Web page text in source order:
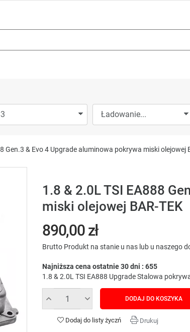
Gen.3 & Evo 4 Upgrade aluminowa pokrywa miski olejowej
1.8 & 2.0L TSI EA888
miski olejowej BAR-TEK
890,00 zł
Brutto Produkt na stanie u nas lub u naszego
Najniższa cena ostatnie 30 dni : 655
1.8 & 2.0L TSI EA888 Upgrade Stalowa
DODAJ DO KOSZYKA
Dodaj do listy życzń Drukuj